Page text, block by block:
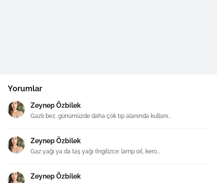
Yorumlar
Zeynep Özbilek
Gazlı bez, günümüzde daha çok tıp alanında kullanı...
Zeynep Özbilek
Gaz yağı ya da taş yağı (İngilizce: lamp oil, kero...
Zeynep Özbilek